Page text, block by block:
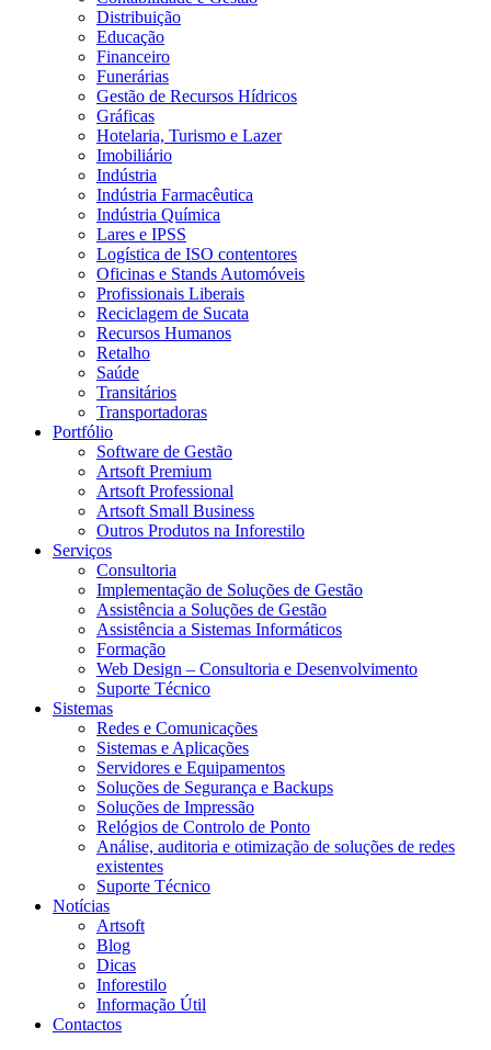
Distribuição
Educação
Financeiro
Funerárias
Gestão de Recursos Hídricos
Gráficas
Hotelaria, Turismo e Lazer
Imobiliário
Indústria
Indústria Farmacêutica
Indústria Química
Lares e IPSS
Logística de ISO contentores
Oficinas e Stands Automóveis
Profissionais Liberais
Reciclagem de Sucata
Recursos Humanos
Retalho
Saúde
Transitários
Transportadoras
Portfólio
Software de Gestão
Artsoft Premium
Artsoft Professional
Artsoft Small Business
Outros Produtos na Inforestilo
Serviços
Consultoria
Implementação de Soluções de Gestão
Assistência a Soluções de Gestão
Assistência a Sistemas Informáticos
Formação
Web Design – Consultoria e Desenvolvimento
Suporte Técnico
Sistemas
Redes e Comunicações
Sistemas e Aplicações
Servidores e Equipamentos
Soluções de Segurança e Backups
Soluções de Impressão
Relógios de Controlo de Ponto
Análise, auditoria e otimização de soluções de redes
existentes
Suporte Técnico
Notícias
Artsoft
Blog
Dicas
Inforestilo
Informação Útil
Contactos